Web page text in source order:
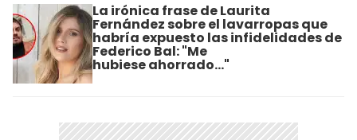
La irónica frase de Laurita
Fernández sobre el lavarropas que
habría expuesto las infidelidades de
Federico Bal: "Me
hubiese ahorrado..."